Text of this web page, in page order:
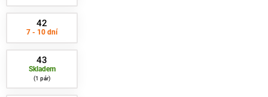
42
7 - 10 dní
43
Skladem
1 pár